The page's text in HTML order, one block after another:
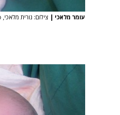
עומר מלאכי | צילום: נורית מלאכי, mako